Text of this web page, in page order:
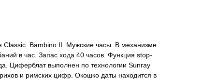
Classic. Bambino II. Мужские часы. В механизме
в час. Запас хода 40 часов. Функция stop-
Циферблат выполнен по технологии Sunray
и римских цифр. Окошко даты находится в